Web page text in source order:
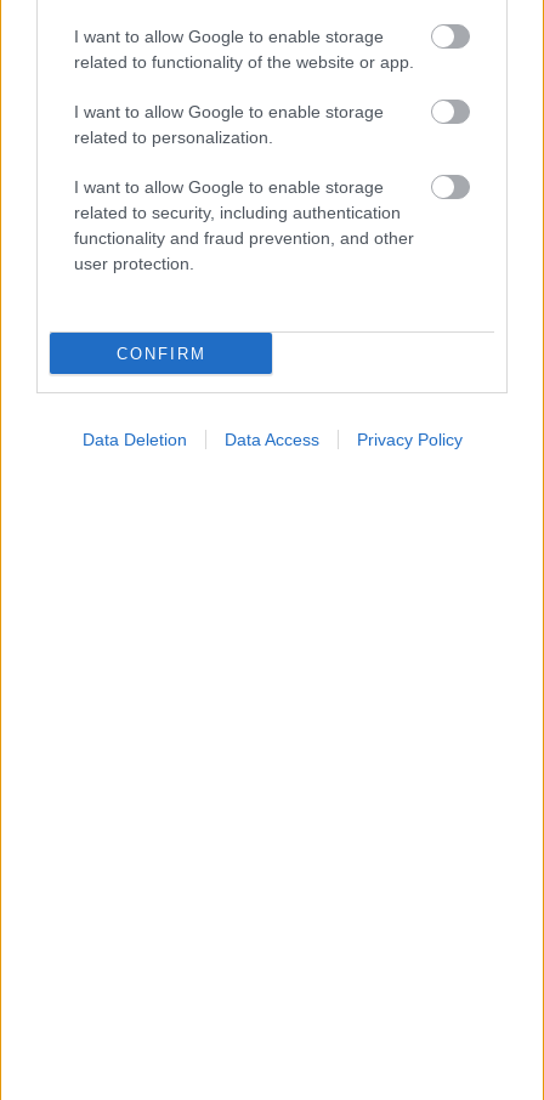
I want to allow Google to enable storage
related to functionality of the website or app.
I want to allow Google to enable storage
related to personalization.
I want to allow Google to enable storage
related to security, including authentication
functionality and fraud prevention, and other
user protection.
CONFIRM
Data Deletion Data Access Privacy Policy